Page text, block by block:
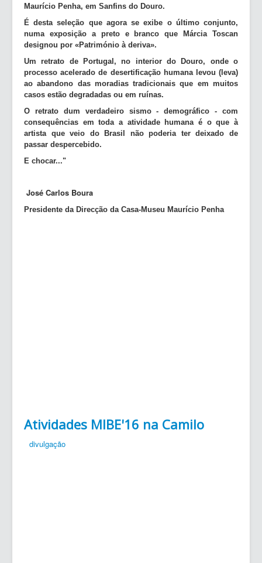
Maurício Penha, em Sanfins do Douro.
É desta seleção que agora se exibe o último conjunto,
numa exposição a preto e branco que Márcia Toscan
designou por «Património à deriva».
Um retrato de Portugal, no interior do Douro, onde o
processo acelerado de desertificação humana levou (leva)
ao abandono das moradias tradicionais que em muitos
casos estão degradadas ou em ruínas.
O retrato dum verdadeiro sismo - demográfico - com
consequências em toda a atividade humana é o que à
artista que veio do Brasil não poderia ter deixado de
passar despercebido.
E chocar..."
José Carlos Boura
Presidente da Direcção da Casa-Museu Maurício Penha
Atividades MIBE'16 na Camilo
divulgação